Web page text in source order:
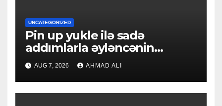
UNCATEGORIZED
Pin up yukle ilə sadə
addımlarla əyləncənin
qapılarını açın
AUG 7, 2026 AHMAD ALI